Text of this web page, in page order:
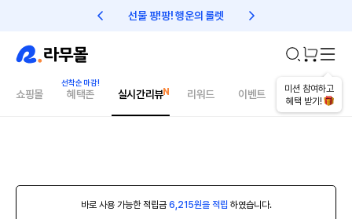
선물 팡!팡! 행운의 룰렛 친구초대 1만원 리워드!
미션 참여하고
혜택 받기!
쇼핑몰 혜택존 실시간리뷰 리워드 이벤트 건강매거진
바로 사용 가능한 적립금 6,215원을 적립 하였습니다.